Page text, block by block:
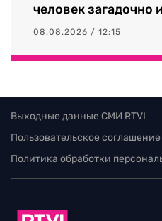
человек загадочно
08.08.2026 / 12:15
Выходные данные СМИ RTVI
Пользовательское соглашение
Политика обработки